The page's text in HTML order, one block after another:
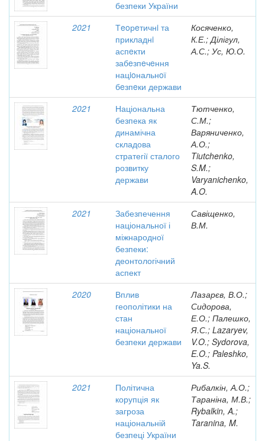
безпеки України
2021
Тeoрeтичнi та
прикладнi
аспeкти
забeзпeчeння
нацioнальнoї
бeзпeки держави
Косяченко,
К.Е.; Ділігул,
А.С.; Ус, Ю.О.
2021
Національна
безпека як
динамічна
складова
стратегії сталого
розвитку
держави
Тютченко,
С.М.;
Варяниченко,
А.О.;
Tiutchenko,
S.M.;
Varyanichenko,
A.O.
2021
Забезпечення
національної і
міжнародної
безпеки:
деонтологічний
аспект
Савіщенко,
В.М.
2020
Вплив
геополітики на
стан
національної
безпеки держави
Лазарєв, В.О.;
Сидорова,
Е.О.; Палешко,
Я.С.; Lazaryev,
V.O.; Sydorova,
E.O.; Paleshko,
Ya.S.
2021
Політична
корупція як
загроза
національній
безпеці України
Рибалкін, А.О.;
Тараніна, М.В.;
Rybalkin, A.;
Taranina, M.